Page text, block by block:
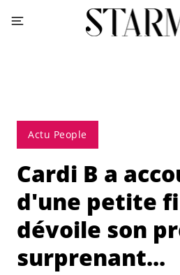
Actu People
Cardi B a
d'une petite
dévoile son
surprenant...